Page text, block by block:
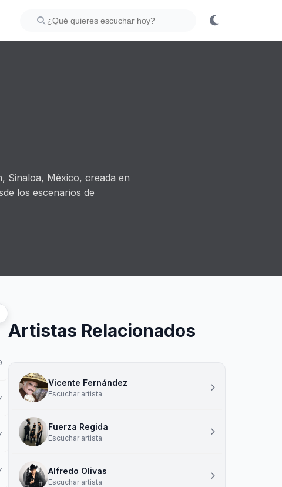
Sinaloa, México, creada en
los escenarios de
Artistas Relacionados
Vicente Fernández
Escuchar artista
Fuerza Regida
Escuchar artista
Alfredo Olivas
Escuchar artista